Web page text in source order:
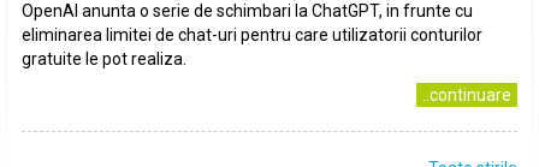
OpenAI anunta o serie de schimbari la ChatGPT, in frunte cu
eliminarea limitei de chat-uri pentru care utilizatorii conturilor
gratuite le pot realiza.
..continuare